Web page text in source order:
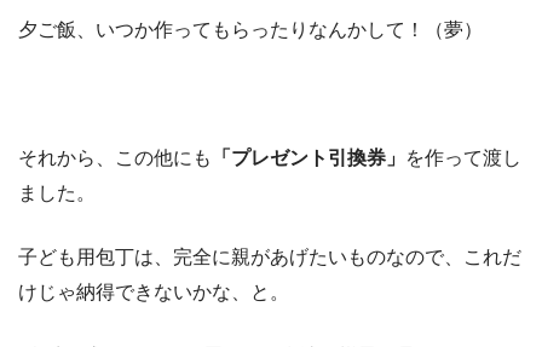
夕ご飯、いつか作ってもらったりなんかして！（夢）
それから、この他にも 「プレゼント引換券」 を作って渡し
ました。
子ども用包丁は、完全に親があげたいものなので、これだ
けじゃ納得できないかな、と。